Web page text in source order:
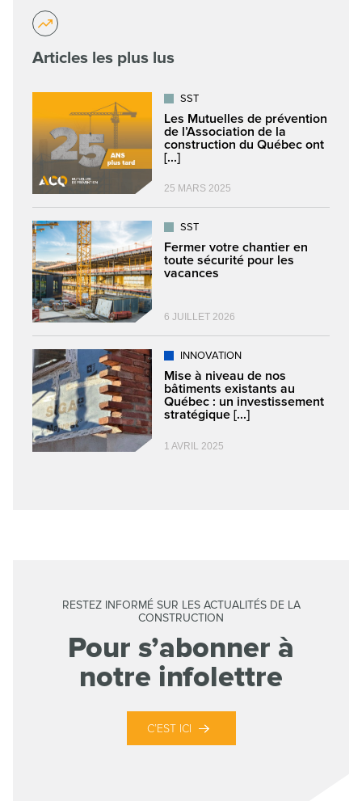
Articles les plus lus
SST
Les Mutuelles de prévention
de l’Association de la
construction du Québec ont
[...]
25 MARS 2025
SST
Fermer votre chantier en
toute sécurité pour les
vacances
6 JUILLET 2026
INNOVATION
Mise à niveau de nos
bâtiments existants au
Québec : un investissement
stratégique [...]
1 AVRIL 2025
RESTEZ INFORMÉ SUR LES ACTUALITÉS DE LA
CONSTRUCTION
Pour s’abonner à
notre infolettre
C’EST ICI